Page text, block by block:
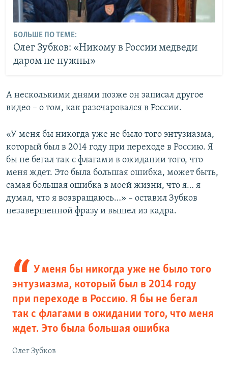
БОЛЬШЕ ПО ТЕМЕ:
Олег Зубков: «Никому в России медведи
даром не нужны»
А несколькими днями позже он записал другое
видео – о том, как разочаровался в России.
«У меня бы никогда уже не было того энтузиазма,
который был в 2014 году при переходе в Россию. Я
бы не бегал так с флагами в ожидании того, что
меня ждет. Это была большая ошибка, может быть,
самая большая ошибка в моей жизни, что я… я
думал, что я возвращаюсь…» – оставил Зубков
незавершенной фразу и вышел из кадра.
У меня бы никогда уже не было того
энтузиазма, который был в 2014 году
при переходе в Россию. Я бы не бегал
так с флагами в ожидании того, что меня
ждет. Это была большая ошибка
Олег Зубков